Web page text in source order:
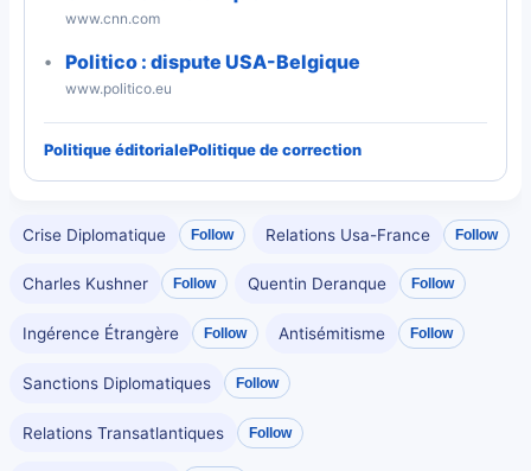
www.cnn.com
Politico : dispute USA-Belgique
www.politico.eu
Politique éditorialePolitique de correction
Crise Diplomatique Follow Relations Usa-France Follow
Charles Kushner Follow Quentin Deranque Follow
Ingérence Étrangère Follow Antisémitisme Follow
Sanctions Diplomatiques Follow
Relations Transatlantiques Follow